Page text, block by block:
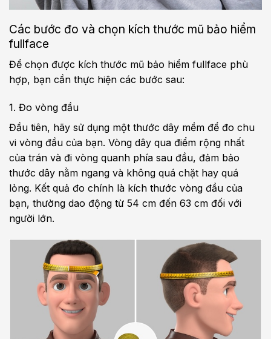
Các bước đo và chọn kích thước mũ bảo hiểm
fullface
Để chọn được kích thước mũ bảo hiểm fullface phù
hợp, bạn cần thực hiện các bước sau:
1. Đo vòng đầu
Đầu tiên, hãy sử dụng một thước dây mềm để đo chu
vi vòng đầu của bạn. Vòng dây qua điểm rộng nhất
của trán và đi vòng quanh phía sau đầu, đảm bảo
thước dây nằm ngang và không quá chặt hay quá
lỏng. Kết quả đo chính là kích thước vòng đầu của
bạn, thường dao động từ 54 cm đến 63 cm đối với
người lớn.